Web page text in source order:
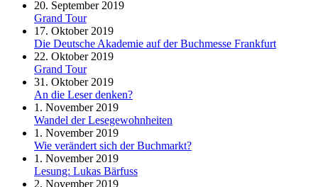
20. September 2019
Grand Tour
17. Oktober 2019
Die Deutsche Akademie auf der Buchmesse Frankfurt
22. Oktober 2019
Grand Tour
31. Oktober 2019
An die Leser denken?
1. November 2019
Wandel der Lesegewohnheiten
1. November 2019
Wie verändert sich der Buchmarkt?
1. November 2019
Lesung: Lukas Bärfuss
2. November 2019